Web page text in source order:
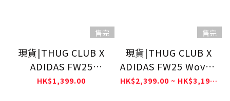
售完
現貨|THUG CLUB X
ADIDAS FW25
TEAMGEIST KC2196
HK$1,399.00
售完
現貨|THUG CLUB X
ADIDAS FW25 Woven
Tracktop KC2200HK$2,399.00 ~ HK$3,199.00